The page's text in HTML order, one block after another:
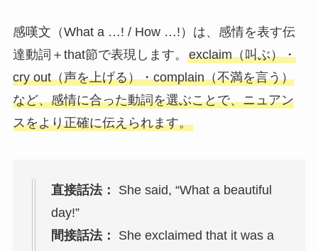
感嘆文（What a …! / How …!）は、感情を表す伝
達動詞＋that節で表現します。 exclaim（叫ぶ）・
cry out（声を上げる）・complain（不満を言う）
など、感情に合った動詞を選ぶことで、ニュアン
スをより正確に伝えられます。
直接話法：
She said, “What a beautiful
day!”
間接話法：
She exclaimed that it was a